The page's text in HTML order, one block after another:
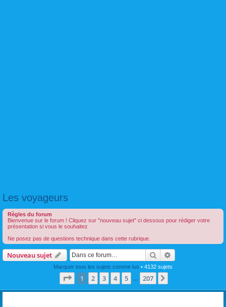
Les voyageurs
Règles du forum
Bienvenue sur le forum ! Cliquez sur "nouveau sujet" ci dessous pour rédiger votre
présentation si vous le souhaitez
Ne posez pas de questions technique dans cette rubrique.
Nouveau sujet Rechercher
Marquer tous les sujets comme lus • 4132 sujets
Page 1sur207
1 2 3 4 5 207